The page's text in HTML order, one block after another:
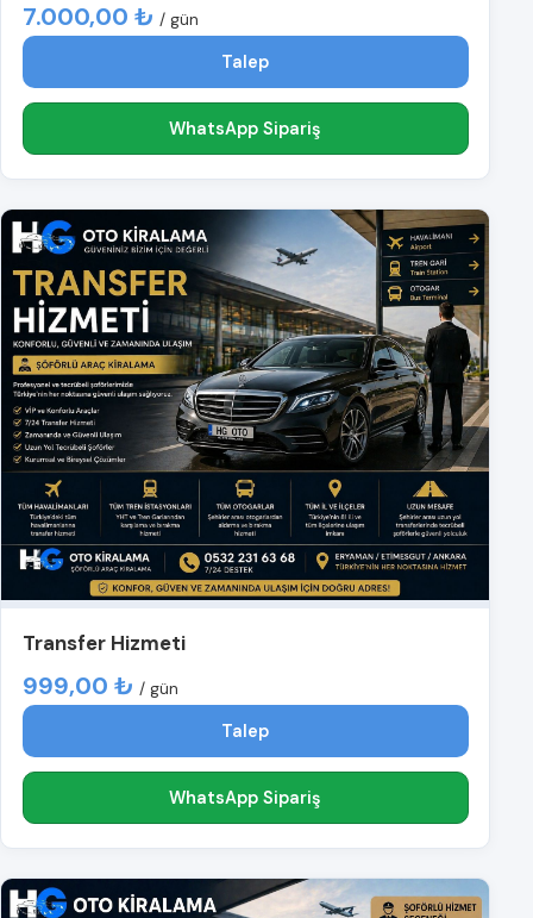
7.000,00 ₺ / gün
Talep
WhatsApp Sipariş
Transfer Hizmeti
999,00 ₺ / gün
Talep
WhatsApp Sipariş